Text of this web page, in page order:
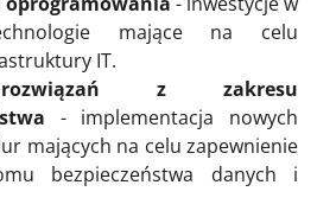
mające na celu
IT.
z zakresu
- implementacja nowych
mających na celu zapewnienie
bezpieczeństwa danych i